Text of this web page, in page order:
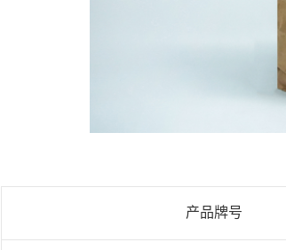
产品牌号